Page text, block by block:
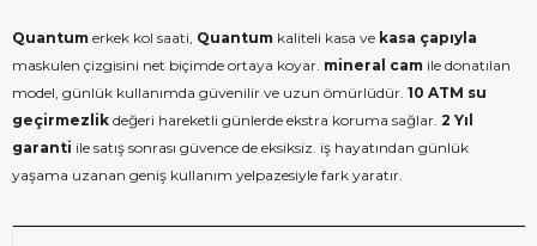
Quantum erkek kol saati, Quantum kaliteli kasa ve kasa çapıyla
maskulen çizgisini net biçimde ortaya koyar. mineral cam ile donatılan
model, günlük kullanımda güvenilir ve uzun ömürlüdür. 10 ATM su
geçirmezlik değeri hareketli günlerde ekstra koruma sağlar. 2 Yıl
garanti ile satış sonrası güvence de eksiksiz. iş hayatından günlük
yaşama uzanan geniş kullanım yelpazesiyle fark yaratır.